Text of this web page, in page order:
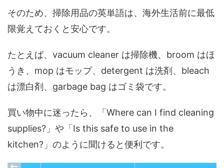
そのため、掃除用品の英単語は、海外生活前に最低
限覚えておくと安心です。
たとえば、vacuum cleaner は掃除機、broom はほ
うき、mop はモップ、detergent は洗剤、bleach
は漂白剤、garbage bag はゴミ袋です。
買い物中に迷ったら、「Where can I find cleaning
supplies?」や「Is this safe to use in the
kitchen?」のように聞けると便利です。